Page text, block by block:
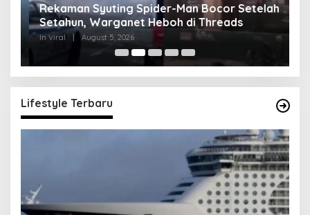
Rekaman Syuting Spider-Man Bocor Setelah
Setahun, Warganet Heboh di Threads
In Viral | August 5, 2026
Lifestyle Terbaru